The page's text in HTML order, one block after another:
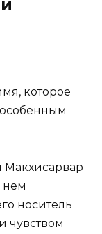
которое
Макхисарвар
нем
носитель
чувством